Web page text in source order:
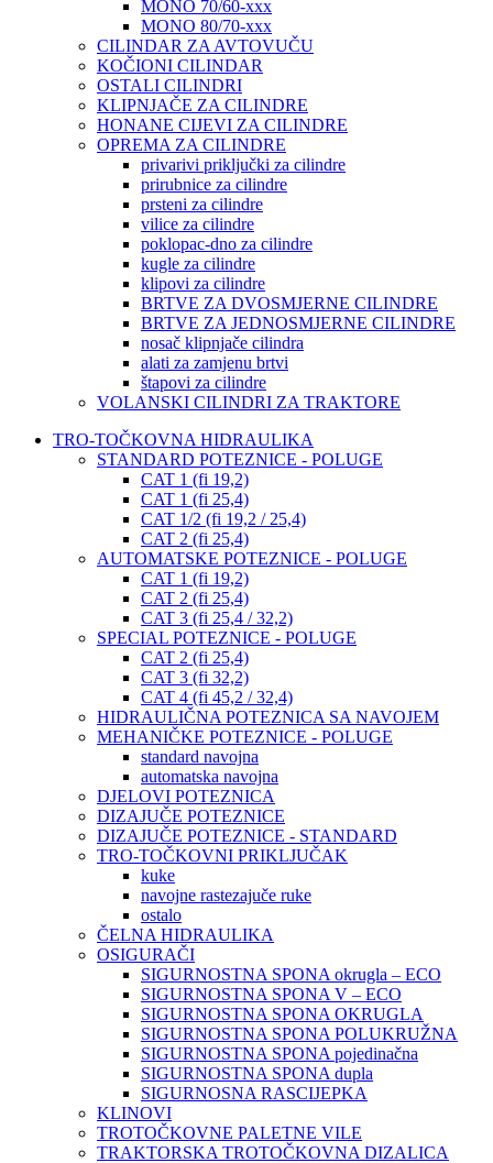
MONO 70/60-xxx
MONO 80/70-xxx
CILINDAR ZA AVTOVUČU
KOČIONI CILINDAR
OSTALI CILINDRI
KLIPNJAČE ZA CILINDRE
HONANE CIJEVI ZA CILINDRE
OPREMA ZA CILINDRE
privarivi priključki za cilindre
prirubnice za cilindre
prsteni za cilindre
vilice za cilindre
poklopac-dno za cilindre
kugle za cilindre
klipovi za cilindre
BRTVE ZA DVOSMJERNE CILINDRE
BRTVE ZA JEDNOSMJERNE CILINDRE
nosač klipnjače cilindra
alati za zamjenu brtvi
štapovi za cilindre
VOLANSKI CILINDRI ZA TRAKTORE
TRO-TOČKOVNA HIDRAULIKA
STANDARD POTEZNICE - POLUGE
CAT 1 (fi 19,2)
CAT 1 (fi 25,4)
CAT 1/2 (fi 19,2 / 25,4)
CAT 2 (fi 25,4)
AUTOMATSKE POTEZNICE - POLUGE
CAT 1 (fi 19,2)
CAT 2 (fi 25,4)
CAT 3 (fi 25,4 / 32,2)
SPECIAL POTEZNICE - POLUGE
CAT 2 (fi 25,4)
CAT 3 (fi 32,2)
CAT 4 (fi 45,2 / 32,4)
HIDRAULIČNA POTEZNICA SA NAVOJEM
MEHANIČKE POTEZNICE - POLUGE
standard navojna
automatska navojna
DJELOVI POTEZNICA
DIZAJUČE POTEZNICE
DIZAJUČE POTEZNICE - STANDARD
TRO-TOČKOVNI PRIKLJUČAK
kuke
navojne rastezajuče ruke
ostalo
ČELNA HIDRAULIKA
OSIGURAČI
SIGURNOSTNA SPONA okrugla – ECO
SIGURNOSTNA SPONA V – ECO
SIGURNOSTNA SPONA OKRUGLA
SIGURNOSTNA SPONA POLUKRUŽNA
SIGURNOSTNA SPONA pojedinačna
SIGURNOSTNA SPONA dupla
SIGURNOSNA RASCIJEPKA
KLINOVI
TROTOČKOVNE PALETNE VILE
TRAKTORSKA TROTOČKOVNA DIZALICA